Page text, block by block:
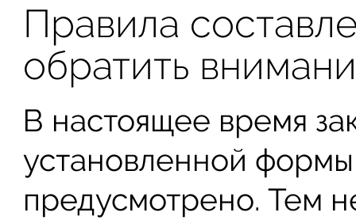
Правила
обратить
В настоящее время
установленной
предусмотрено. Тем